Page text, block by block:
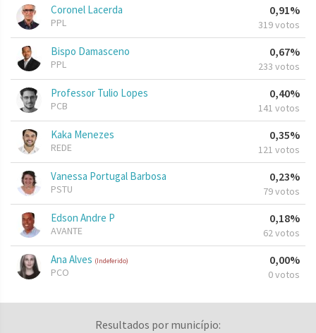
Coronel Lacerda
PPL
0,91%
319 votos
Bispo Damasceno
PPL
0,67%
233 votos
Professor Tulio Lopes
PCB
0,40%
141 votos
Kaka Menezes
REDE
0,35%
121 votos
Vanessa Portugal Barbosa
PSTU
0,23%
79 votos
Edson Andre P
AVANTE
0,18%
62 votos
Ana Alves (Indeferido)
PCO
0,00%
0 votos
Resultados por município: